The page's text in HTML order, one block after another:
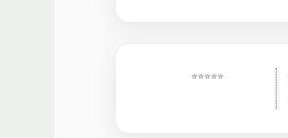
⭐⭐⭐⭐⭐